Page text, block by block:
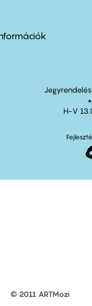
H-V
© 2011 ARTMozi